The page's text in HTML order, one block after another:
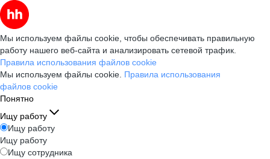
Мы используем файлы cookie, чтобы обеспечивать правильную
работу нашего веб-сайта и анализировать сетевой трафик.
Правила использования файлов cookie
Мы используем файлы cookie. Правила использования
файлов cookie
Понятно
Ищу работу
Ищу работу
Ищу работу
Ищу сотрудника